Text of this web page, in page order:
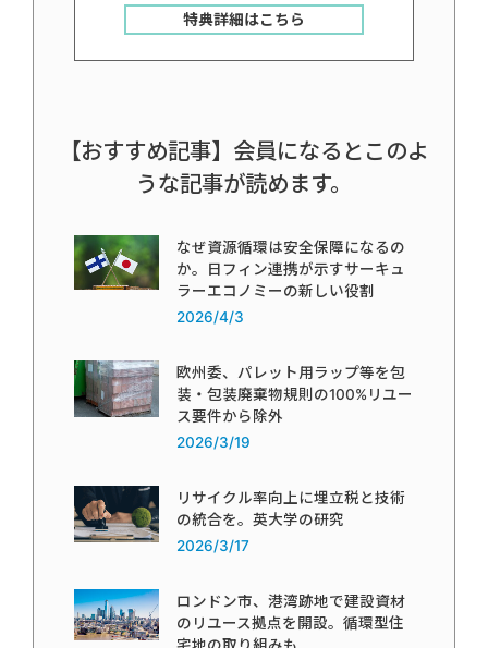
特典詳細はこちら
【おすすめ記事】会員になるとこのよ
うな記事が読めます。
なぜ資源循環は安全保障になるの
か。日フィン連携が示すサーキュ
ラーエコノミーの新しい役割
2026/4/3
欧州委、パレット用ラップ等を包
装・包装廃棄物規則の100%リユー
ス要件から除外
2026/3/19
リサイクル率向上に埋立税と技術
の統合を。英大学の研究
2026/3/17
ロンドン市、港湾跡地で建設資材
のリユース拠点を開設。循環型住